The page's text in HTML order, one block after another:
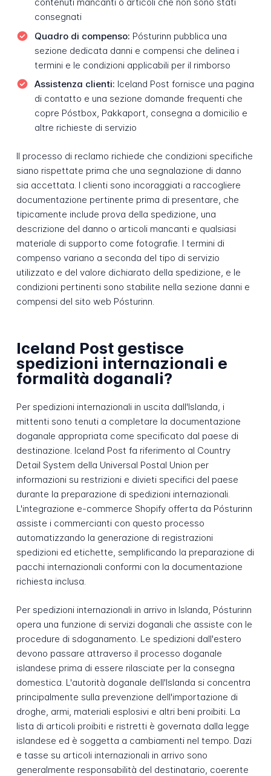
consegnati
Quadro di compenso: Pósturinn pubblica una
sezione dedicata danni e compensi che delinea i
termini e le condizioni applicabili per il rimborso
Assistenza clienti: Iceland Post fornisce una pagina
di contatto e una sezione domande frequenti che
copre Póstbox, Pakkaport, consegna a domicilio e
altre richieste di servizio
Il processo di reclamo richiede che condizioni specifiche
siano rispettate prima che una segnalazione di danno
sia accettata. I clienti sono incoraggiati a raccogliere
documentazione pertinente prima di presentare, che
tipicamente include prova della spedizione, una
descrizione del danno o articoli mancanti e qualsiasi
materiale di supporto come fotografie. I termini di
compenso variano a seconda del tipo di servizio
utilizzato e del valore dichiarato della spedizione, e le
condizioni pertinenti sono stabilite nella sezione danni e
compensi del sito web Pósturinn.
Iceland Post gestisce
spedizioni internazionali e
formalità doganali?
Per spedizioni internazionali in uscita dall'Islanda, i
mittenti sono tenuti a completare la documentazione
doganale appropriata come specificato dal paese di
destinazione. Iceland Post fa riferimento al Country
Detail System della Universal Postal Union per
informazioni su restrizioni e divieti specifici del paese
durante la preparazione di spedizioni internazionali.
L'integrazione e-commerce Shopify offerta da Pósturinn
assiste i commercianti con questo processo
automatizzando la generazione di registrazioni
spedizioni ed etichette, semplificando la preparazione di
pacchi internazionali conformi con la documentazione
richiesta inclusa.
Per spedizioni internazionali in arrivo in Islanda, Pósturinn
opera una funzione di servizi doganali che assiste con le
procedure di sdoganamento. Le spedizioni dall'estero
devono passare attraverso il processo doganale
islandese prima di essere rilasciate per la consegna
domestica. L'autorità doganale dell'Islanda si concentra
principalmente sulla prevenzione dell'importazione di
droghe, armi, materiali esplosivi e altri beni proibiti. La
lista di articoli proibiti e ristretti è governata dalla legge
islandese ed è soggetta a cambiamenti nel tempo. Dazi
e tasse su articoli internazionali in arrivo sono
generalmente responsabilità del destinatario, coerente